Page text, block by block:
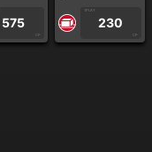
575
CP
1PLAY
230
CP